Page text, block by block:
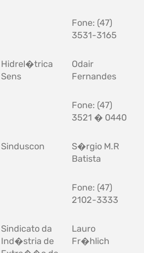
Fone: (47)
3531-3165
Hidrel�trica
Sens
Odair
Fernandes
Fone: (47)
3521 � 0440
Sinduscon
S�rgio M.R
Batista
Fone: (47)
2102-3333
Sindicato da
Ind�stria de
Lauro
Fr�hlich